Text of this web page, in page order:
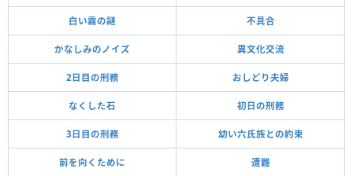
白い霧の謎 不具合
かなしみのノイズ 異文化交流
2日目の刑務 おしどり夫婦
なくした石 初日の刑務
3日目の刑務 幼い六氏族との約束
前を向くために 遭難